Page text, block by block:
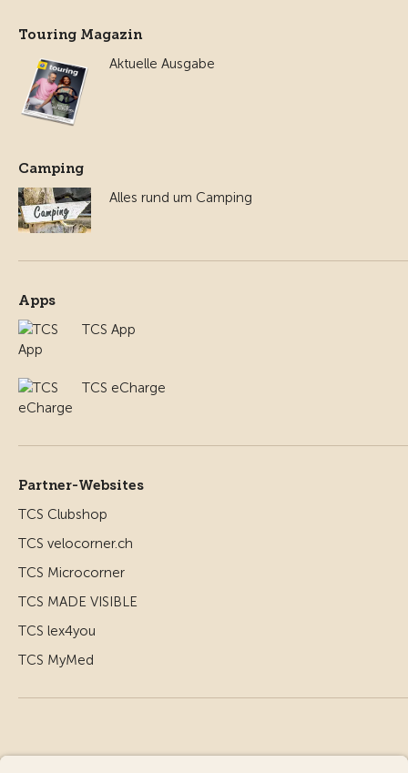
Touring Magazin
Aktuelle Ausgabe
Camping
Alles rund um Camping
Apps
TCS App
TCS eCharge
Partner-Websites
TCS Clubshop
TCS velocorner.ch
TCS Microcorner
TCS MADE VISIBLE
TCS lex4you
TCS MyMed